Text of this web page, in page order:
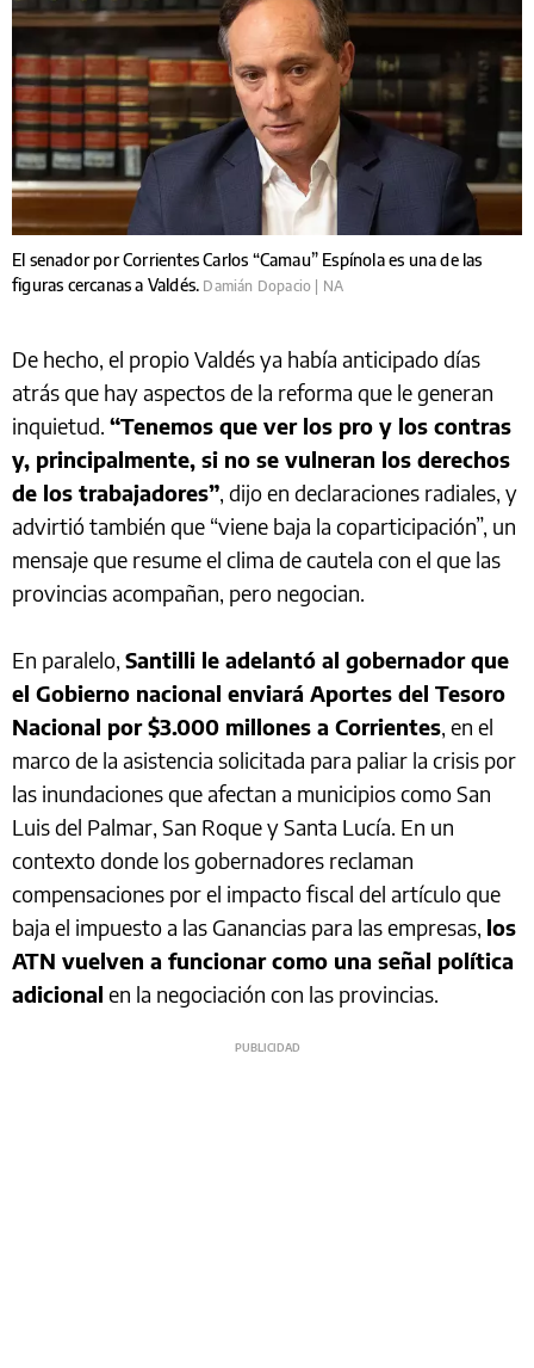
El senador por Corrientes Carlos “Camau” Espínola es una de las
figuras cercanas a Valdés. Damián Dopacio | NA
De hecho, el propio Valdés ya había anticipado días
atrás que hay aspectos de la reforma que le generan
inquietud. “Tenemos que ver los pro y los contras
y, principalmente, si no se vulneran los derechos
de los trabajadores”, dijo en declaraciones radiales, y
advirtió también que “viene baja la coparticipación”, un
mensaje que resume el clima de cautela con el que las
provincias acompañan, pero negocian.
En paralelo, Santilli le adelantó al gobernador que
el Gobierno nacional enviará Aportes del Tesoro
Nacional por $3.000 millones a Corrientes, en el
marco de la asistencia solicitada para paliar la crisis por
las inundaciones que afectan a municipios como San
Luis del Palmar, San Roque y Santa Lucía. En un
contexto donde los gobernadores reclaman
compensaciones por el impacto fiscal del artículo que
baja el impuesto a las Ganancias para las empresas, los
ATN vuelven a funcionar como una señal política
adicional en la negociación con las provincias.